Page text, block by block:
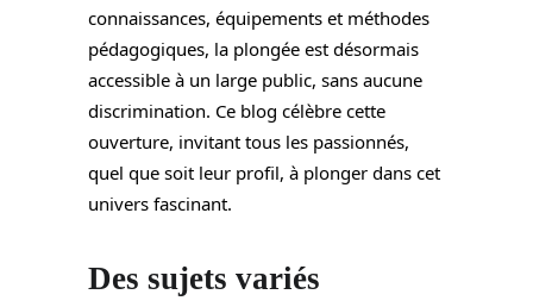
connaissances, équipements et méthodes
pédagogiques, la plongée est désormais
accessible à un large public, sans aucune
discrimination. Ce blog célèbre cette
ouverture, invitant tous les passionnés,
quel que soit leur profil, à plonger dans cet
univers fascinant.
Des sujets variés